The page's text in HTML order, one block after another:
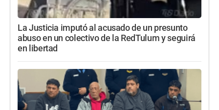
La Justicia imputó al acusado de un presunto
abuso en un colectivo de la RedTulum y seguirá
en libertad